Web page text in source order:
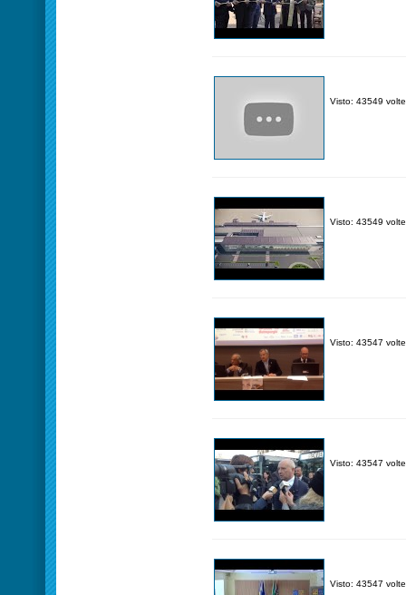
Visto: 43549 volte
Visto: 43549 volte
Visto: 43547 volte
Visto: 43547 volte
Visto: 43547 volte